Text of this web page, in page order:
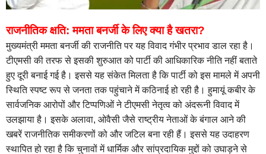
राजनीतिक क्षति: ममता बनर्जी के लिए क्या है खतरा?
मुख्यमंत्री ममता बनर्जी की राजनीति पर यह विवाद गंभीर प्रभाव डाल रहा है।
टीएमसी की तरफ से इसकी शुरुआत को पार्टी की आधिकारिक नीति नहीं बताते
हुए दूरी बनाई गई है। इससे यह संकेत मिलता है कि पार्टी को इस मामले में अपनी
स्थिति स्पष्ट रूप से जनता तक पहुंचाने में कठिनाई हो रही है। हुमायूं कबीर के
सार्वजनिक आरोपों और टिप्पणिओं ने टीएमसी नेतृत्व को अंदरूनी विवाद में
उलझाया है। इसके अलावा, ओवैसी जैसे राष्ट्रीय नेताओं के बंगाल आने की
खबरें राजनीतिक समीकरणों को और जटिल बना रही हैं। इससे यह उदाहरण
स्थापित हो रहा है कि चुनावों में धार्मिक और सांप्रदायिक मुद्दों को उघाड़ने से